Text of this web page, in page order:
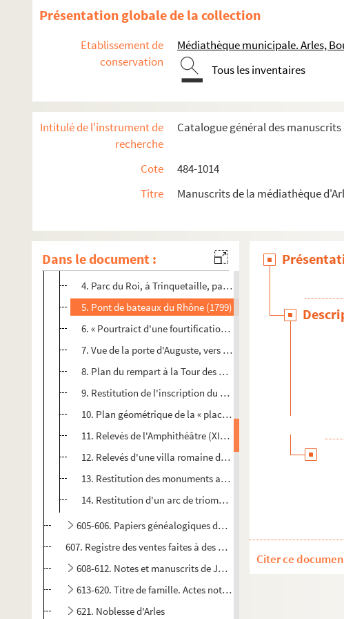
Présentation globale de la collection
Etablissement de
conservation
Médiathèque municipale. Arles,
Tous les inventaires
Intitulé de l'instrument de
recherche
Catalogue général des
Cote
484-1014
Titre
Manuscrits de la médiathèque
Dans le document :
595. Lettres et papiers généalogiques concernant la famille
596. Correspondance de Réattu et papiers divers concernant les
597. Livre de raison de Raspal. Familles Dedieu et Raspal.
599. Inventaire du legs Dieudonné. Arles (1898), par Cl.
600. Poésies provençales de J.-B. Coye. Lou Novy Para,
602. Tableau des révolutions et des impositions de la ville
603. Inauguration de la Bibliothèque d'Arles dans le nouveau
2. Plan du souterrain trouvé dans la maison de M. de Barras,
3. Restes de l'édifice de la place du Forum et du palais de la
4. Parc du Roi, à Trinquetaille, par le chevalier de Beaujeu
5. Pont de bateaux du Rhône (1799)
6. « Pourtraict d'une fourtification du Moleirès », donnant la
7. Vue de la porte d'Auguste, vers 1800, par P. Véran
8. Plan du rempart à la Tour des Prêcheurs (XVIII
9. Restitution de l'inscription du Temple de la place du Forum,
10. Plan géométrique de la « place des Hommes »
11. Relevés de l'Amphithéâtre (XIX siècle)
12. Relevés d'une villa romaine découverte à Trinquetaille par
13. Restitution des monuments antiques d'Arles, par D. Roman
14. Restitution d'un arc de triomphe à trois baies, par Véran
605-606. Papiers généalogiques de la famille de Grille
607. Registre des ventes faites à des particuliers par la commune
608-612. Notes et manuscrits de Jean-Louis Jacquemin,
613-620. Titre de famille. Actes notariés, copies de pièces et
621. Noblesse d'Arles
Citer ce